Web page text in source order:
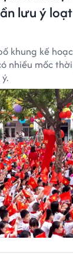
lưu ý
khung kế
nhiều mốc